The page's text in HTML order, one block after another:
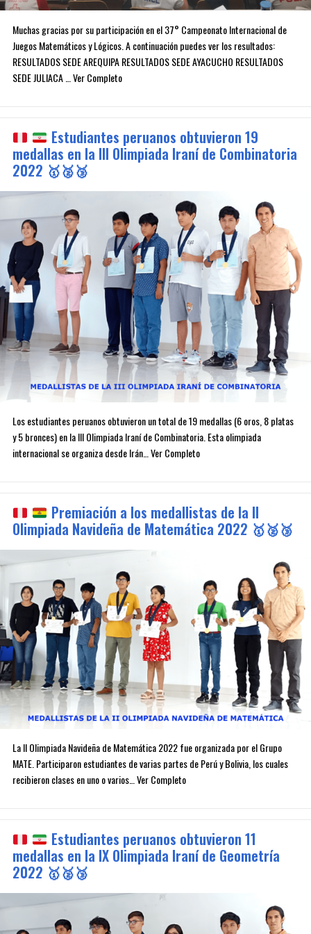
Muchas gracias por su participación en el 37° Campeonato Internacional de
Juegos Matemáticos y Lógicos. A continuación puedes ver los resultados:
RESULTADOS SEDE AREQUIPA RESULTADOS SEDE AYACUCHO RESULTADOS
SEDE JULIACA … Ver Completo
Estudiantes peruanos obtuvieron 19
medallas en la III Olimpiada Iraní de Combinatoria
2022 🥇🥈🥉
Los estudiantes peruanos obtuvieron un total de 19 medallas (6 oros, 8 platas
y 5 bronces) en la III Olimpiada Iraní de Combinatoria. Esta olimpiada
internacional se organiza desde Irán… Ver Completo
Premiación a los medallistas de la II
Olimpiada Navideña de Matemática 2022 🥇🥈🥉
La II Olimpiada Navideña de Matemática 2022 fue organizada por el Grupo
MATE. Participaron estudiantes de varias partes de Perú y Bolivia, los cuales
recibieron clases en uno o varios… Ver Completo
Estudiantes peruanos obtuvieron 11
medallas en la IX Olimpiada Iraní de Geometría
2022 🥇🥈🥉